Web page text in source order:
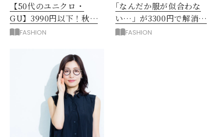
【50代のユニクロ・
GU】3990円以下！秋ま
ではける涼しげボトムス3
FASHION
｢なんだか服が似合わな
い…」が3300円で解消！
阪神梅田のサービスが神
FASHION